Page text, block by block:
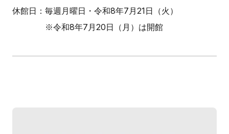
休館日：毎週月曜日・令和8年7月21日（火）
※令和8年7月20日（月）は開館